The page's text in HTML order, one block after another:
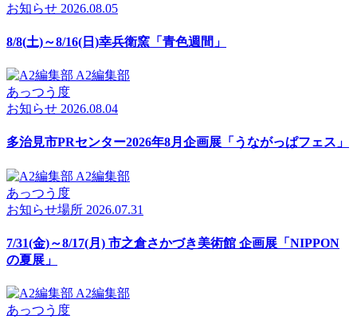
お知らせ 2026.08.05
8/8(土)～8/16(日)幸兵衛窯「青色週間」
A2編集部
あっつう度
お知らせ 2026.08.04
多治見市PRセンター2026年8月企画展「うながっぱフェス」
A2編集部
あっつう度
お知らせ場所 2026.07.31
7/31(金)～8/17(月) 市之倉さかづき美術館 企画展「NIPPON
の夏展」
A2編集部
あっつう度